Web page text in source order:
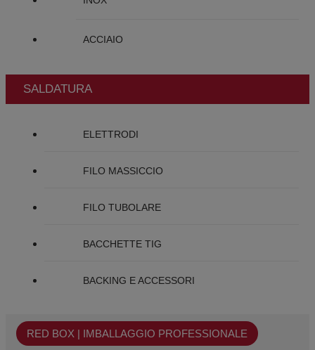
ACCIAIO
SALDATURA
ELETTRODI
FILO MASSICCIO
FILO TUBOLARE
BACCHETTE TIG
BACKING E ACCESSORI
RED BOX | IMBALLAGGIO PROFESSIONALE